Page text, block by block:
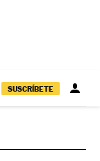
SUSCRÍBETE